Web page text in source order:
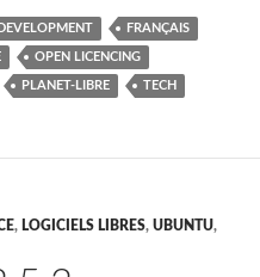
DEVELOPMENT FRANÇAIS
OPEN LICENCING
PLANET-LIBRE TECH
, LOGICIELS LIBRES, UBUNTU,